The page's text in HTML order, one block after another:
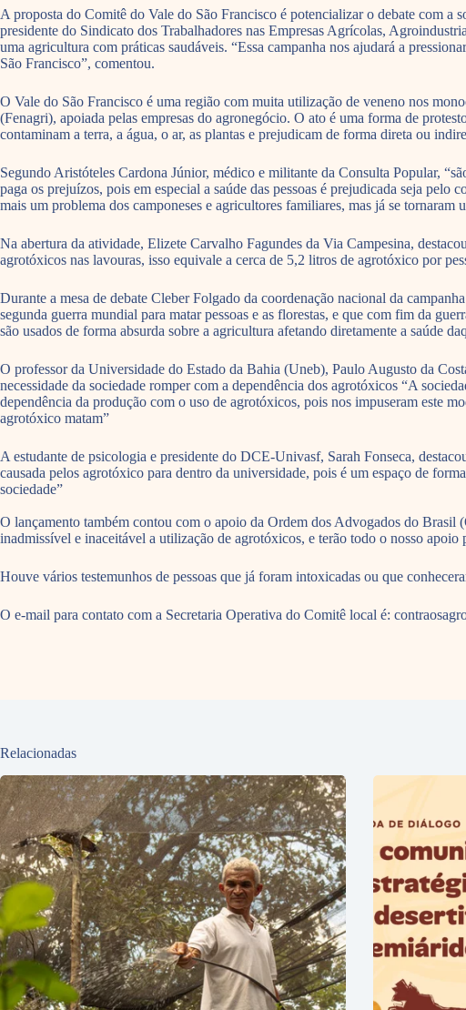
A proposta do Comitê do Vale do São Francisco é potencializar o debate com a
presidente do Sindicato dos Trabalhadores nas Empresas Agrícolas,
uma agricultura com práticas saudáveis. “Essa campanha nos ajudará a
São Francisco”, comentou.
O Vale do São Francisco é uma região com muita utilização de veneno nos
(Fenagri), apoiada pelas empresas do agronegócio. O ato é uma forma de
contaminam a terra, a água, o ar, as plantas e prejudicam de forma direta ou
Segundo Aristóteles Cardona Júnior, médico e militante da Consulta Popular,
paga os prejuízos, pois em especial a saúde das pessoas é prejudicada seja
mais um problema dos camponeses e agricultores familiares, mas já se tornaram
Na abertura da atividade, Elizete Carvalho Fagundes da Via Campesina,
agrotóxicos nas lavouras, isso equivale a cerca de 5,2 litros de agrotóxico por
Durante a mesa de debate Cleber Folgado da coordenação nacional da
segunda guerra mundial para matar pessoas e as florestas, e que com fim da
são usados de forma absurda sobre a agricultura afetando diretamente a saúde
O professor da Universidade do Estado da Bahia (Uneb), Paulo Augusto da
necessidade da sociedade romper com a dependência dos agrotóxicos “A
dependência da produção com o uso de agrotóxicos, pois nos impuseram este
agrotóxico matam”
A estudante de psicologia e presidente do DCE-Univasf, Sarah Fonseca,
causada pelos agrotóxico para dentro da universidade, pois é um espaço de
sociedade”
O lançamento também contou com o apoio da Ordem dos Advogados do Brasil
inadmissível e inaceitável a utilização de agrotóxicos, e terão todo o nosso apoio
Houve vários testemunhos de pessoas que já foram intoxicadas ou que
O e-mail para contato com a Secretaria Operativa do Comitê local é:
Relacionadas